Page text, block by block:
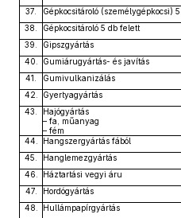
37.
Gépkocsitároló (személygépkocsi)
38.
Gépkocsitároló 5 db felett
39.
Gipszgyártás
40.
Gumiárugyártás- és javítás
41.
Gumivulkanizálás
42.
Gyertyagyártás
43.
Hajógyártás
– fa, műanyag
– fém
44.
Hangszergyártás fából
45.
Hanglemezgyártás
46.
Háztartási vegyi áru
47.
Hordógyártás
48.
Hullámpapírgyártás